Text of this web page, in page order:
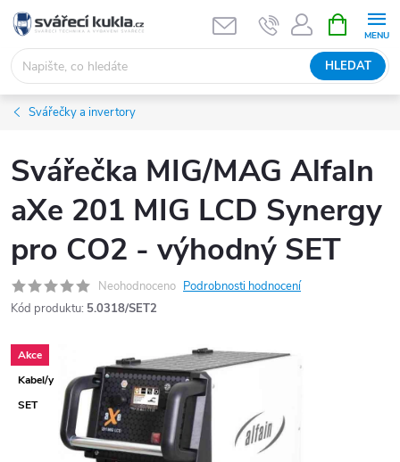
Přejít na obsah
HLEDAT
Svářečky a invertory
Svářečka MIG/MAG AlfaIn
aXe 201 MIG LCD Synergy
pro CO2 - výhodný SET
Neohodnoceno Podrobnosti hodnocení
Kód produktu: 5.0318/SET2
Akce
Kabel/y
SET